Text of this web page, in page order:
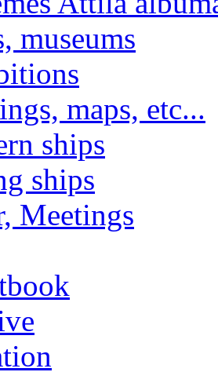
museums
maps, etc...
ships
ships
Meetings